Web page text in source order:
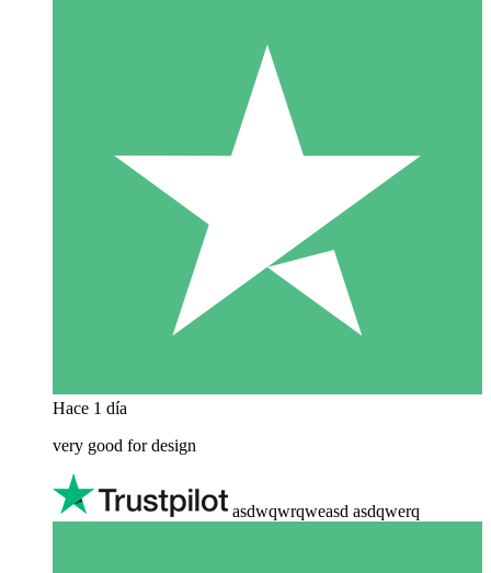
Hace 1 día
very good for design
asdwqwrqweasd asdqwerq